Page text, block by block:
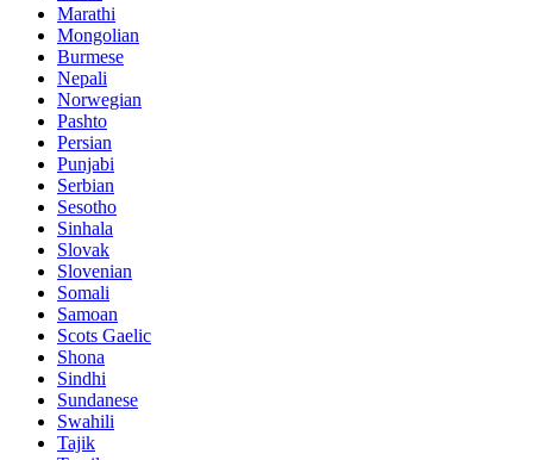
Marathi
Mongolian
Burmese
Nepali
Norwegian
Pashto
Persian
Punjabi
Serbian
Sesotho
Sinhala
Slovak
Slovenian
Somali
Samoan
Scots Gaelic
Shona
Sindhi
Sundanese
Swahili
Tajik